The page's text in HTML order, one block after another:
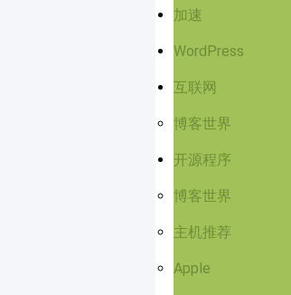
加速
WordPress
互联网
博客世界
开源程序
博客世界
主机推荐
Apple